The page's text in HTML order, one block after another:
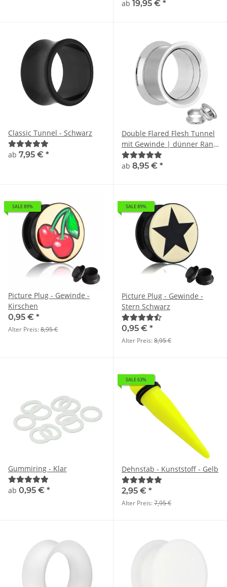
ab 19,95 € *
Classic Tunnel - Schwarz
ab 7,95 € *
Double Flared Flesh Tunnel
mit Gewinde | dünner Rand
| Silber
ab 8,95 € *
SALE 89%
Picture Plug - Gewinde -
Kirschen
0,95 € *
Alter Preis:8,95 €
SALE 89%
Picture Plug - Gewinde -
Stern Schwarz
0,95 € *
Alter Preis:8,95 €
Gummiring - Klar
ab 0,95 € *
SALE 63%
Dehnstab - Kunststoff - Gelb
2,95 € *
Alter Preis:7,95 €